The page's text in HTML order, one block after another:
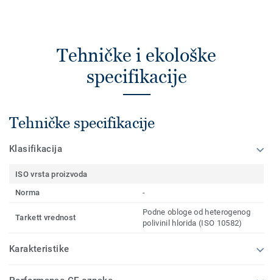
Tehničke i ekološke
specifikacije
Tehničke specifikacije
Klasifikacija
ISO vrsta proizvoda
Norma
-
Tarkett vrednost
Podne obloge od heterogenog
polivinil hlorida (ISO 10582)
Karakteristike